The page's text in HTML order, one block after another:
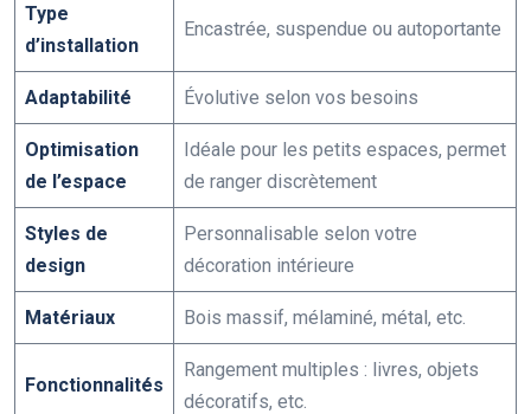
Type
d’installation
Encastrée, suspendue ou autoportante
Adaptabilité Évolutive selon vos besoins
Optimisation
de l’espace
Idéale pour les petits espaces, permet
de ranger discrètement
Styles de
design
Personnalisable selon votre
décoration intérieure
Matériaux Bois massif, mélaminé, métal, etc.
Fonctionnalités
Rangement multiples : livres, objets
décoratifs, etc.